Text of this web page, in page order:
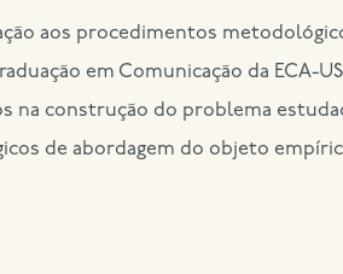
aos procedimentos
em Comunicação da ECA-
na construção do problema
de abordagem do objeto